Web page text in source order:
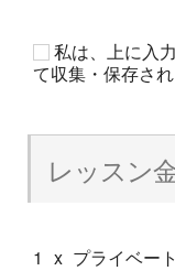
私は、上に入
て収集・保存さ
レッスン
1 x プライベー